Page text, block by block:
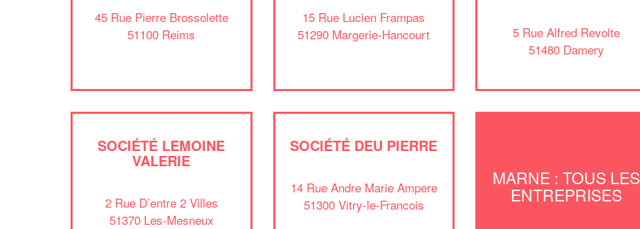
45 Rue Pierre Brossolette
51100 Reims
15 Rue Lucien Frampas
51290 Margerie-Hancourt
5 Rue Alfred Revolte
51480 Damery
SOCIÉTÉ LEMOINE
VALERIE
2 Rue D’entre 2 Villes
51370 Les-Mesneux
SOCIÉTÉ DEU PIERRE
14 Rue Andre Marie Ampere
51300 Vitry-le-Francois
MARNE : TOUS LES
ENTREPRISES